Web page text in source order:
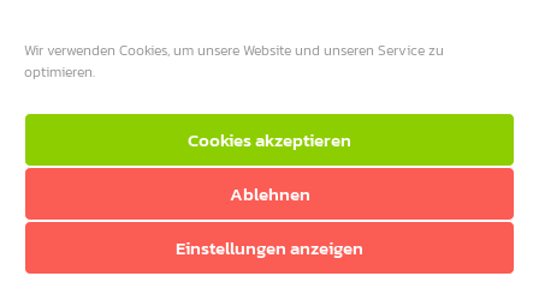
Wir verwenden Cookies, um unsere Website und unseren Service zu
optimieren.
Cookies akzeptieren
Ablehnen
Einstellungen anzeigen